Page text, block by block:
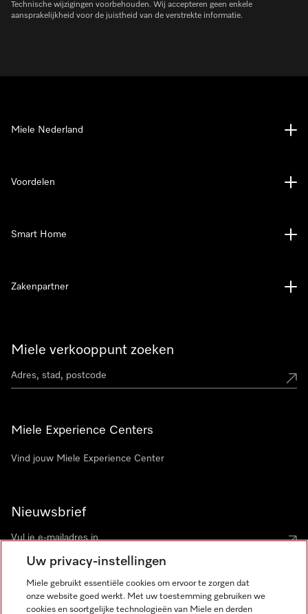
Technische wijzigingen voorbehouden. Wij accepteren geen enkele
aansprakelijkheid voor de juistheid van de verstrekte informatie.
Miele verkooppunt zoeken
Miele Experience Centers
Vind jouw Miele Experience Center
Nieuwsbrief
Miele Nederland
Voordelen
Smart Home
Zakenpartner
Uw privacy-instellingen
Miele gebruikt essentiële cookies om ervoor te zorgen dat
onze website goed werkt. Met uw toestemming gebruiken we
cookies en soortgelijke technologieën van Miele en derden